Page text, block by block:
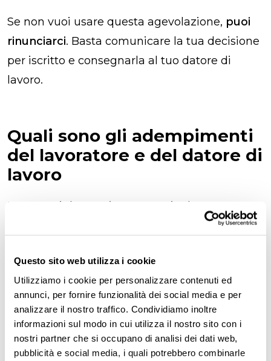
Questo sito web utilizza i cookie
Utilizziamo i cookie per personalizzare contenuti ed
annunci, per fornire funzionalità dei social media e per
analizzare il nostro traffico. Condividiamo inoltre
informazioni sul modo in cui utilizza il nostro sito con i
nostri partner che si occupano di analisi dei dati web,
pubblicità e social media, i quali potrebbero combinarle
Se non vuoi usare questa agevolazione, puoi
rinunciarci. Basta comunicare la tua decisione
per iscritto e consegnarla al tuo datore di
lavoro.
Quali sono gli adempimenti
del lavoratore e del datore di
lavoro
I passaggi da seguire per gestire le mance
sono davvero pochi, a patto che vengano
di Bilancio.
Quando il tuodatore di lavoro raccoglie tutte
le mance e lesuddividetra idipendenti
queste vengono inserite nel cedolino paga
come voce retributiva sotto il nome di